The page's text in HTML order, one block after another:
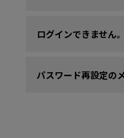
ログインできません。
パスワード再設定の